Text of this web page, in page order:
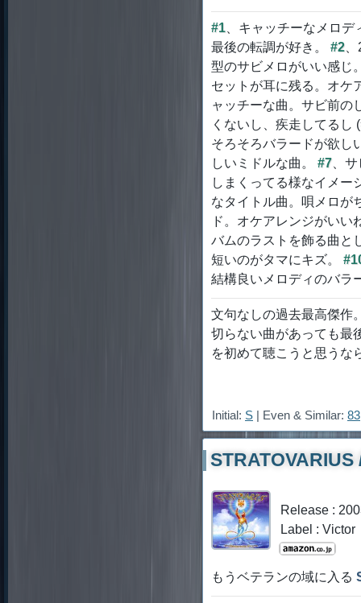
#1 、キャッチーなメロ
最後の転調が好き。 #2
型のサビメロがいい感じ
セットが耳に残る。オケ
ャッチーな曲。サビ前
くないし、疾走してる
そろそろバラードが欲し
しいミドルな曲。 #7 、
しまくってる様なイメ
なタイトル曲。唄メロが
ド。オケアレンジがい
バムのラストを飾る曲と
短いのがタマにキズ。
結構良いメロディのバラ
文句なしの過去最高傑作
切らない曲があっても最
を初めて聴こうと思うな
Initial: S | Even & Similar: 83
Release :
Label : Victor
もうベテランの域に入る